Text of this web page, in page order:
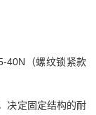
40N（螺纹锁紧款
决定固定结构的耐